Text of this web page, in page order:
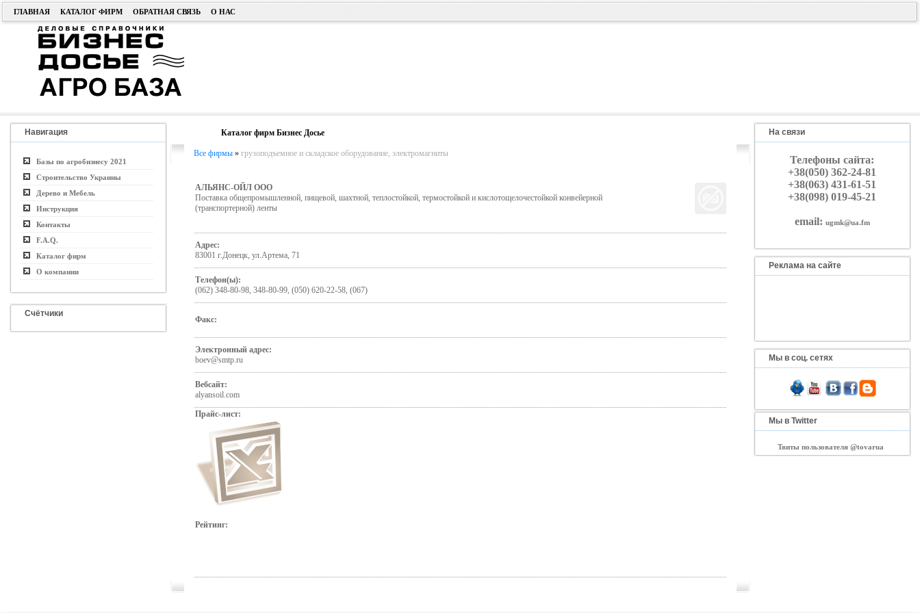
ГЛАВНАЯ КАТАЛОГ ФИРМ ОБРАТНАЯ СВЯЗЬ О НАС
Навигация
Базы по агробизнесу 2021
Строительство Украины
Дерево и Мебель
Инструкция
Контакты
F.A.Q.
Каталог фирм
О компании
Счётчики
Каталог фирм Бизнес Досье
Все фирмы» грузоподъемное и складское оборудование, электромагниты
АЛЬЯНС-ОЙЛ ООО
Поставка общепромышленной, пищевой, шахтной, теплостойкой, термостойкой и кислотощелочестойкой конвейерной
(транспортерной) ленты
Адрес:
83001 г.Донецк, ул.Артема, 71
Телефон(ы):
(062) 348-80-98, 348-80-99, (050) 620-22-58, (067)
Факс:
Электронный адрес:
boev@smtp.ru
Вебсайт:
alyansoil.com
Прайс-лист:
Рейтинг:
На связи
Телефоны сайта:
+38(050) 362-24-81
+38(063) 431-61-51
+38(098) 019-45-21
email: ugmk@ua.fm
Реклама на сайте
Мы в соц. сетях
Мы в Twitter
Твиты пользователя @tovarua